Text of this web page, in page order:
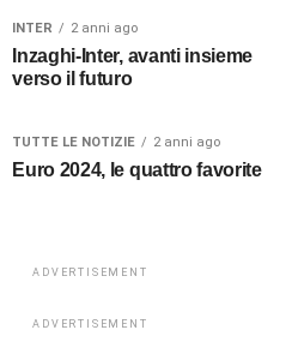
INTER 2 anni ago
Inzaghi-Inter, avanti insieme
verso il futuro
TUTTE LE NOTIZIE 2 anni ago
Euro 2024, le quattro favorite
ADVERTISEMENT
ADVERTISEMENT